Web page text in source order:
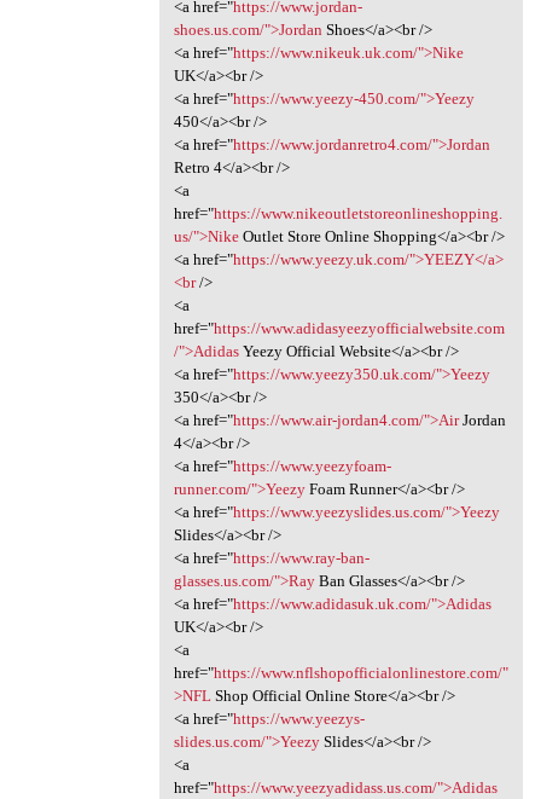
<a href="https://www.jordan-
shoes.us.com/">Jordan Shoes</a><br />
<a href="https://www.nikeuk.uk.com/">Nike
UK</a><br />
<a href="https://www.yeezy-450.com/">Yeezy
450</a><br />
<a href="https://www.jordanretro4.com/">Jordan
Retro 4</a><br />
<a
href="https://www.nikeoutletstoreonlineshopping.
us/">NikeOutlet Store Online Shopping</a><br />
<a href="https://www.yeezy.uk.com/">YEEZY</a>
<br/>
<a
href="https://www.adidasyeezyofficialwebsite.com
/">AdidasYeezy Official Website</a><br />
<a href="https://www.yeezy350.uk.com/">Yeezy
350</a><br />
<a href="https://www.air-jordan4.com/">AirJordan
4</a><br />
<a href="https://www.yeezyfoam-
runner.com/">YeezyFoam Runner</a><br />
<a href="https://www.yeezyslides.us.com/">Yeezy
Slides</a><br />
<a href="https://www.ray-ban-
glasses.us.com/">RayBan Glasses</a><br />
<a href="https://www.adidasuk.uk.com/">Adidas
UK</a><br />
<a
href="https://www.nflshopofficialonlinestore.com/"
>NFLShop Official Online Store</a><br />
<a href="https://www.yeezys-
slides.us.com/">YeezySlides</a><br />
<a
href="https://www.yeezyadidass.us.com/">Adidas